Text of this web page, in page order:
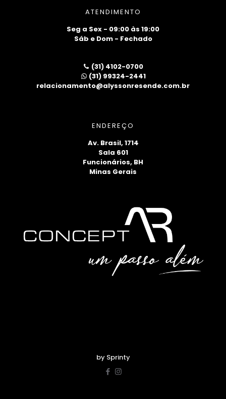
ATENDIMENTO
Seg a Sex - 09:00 às 19:00
Sáb e Dom - Fechado
(31) 4102-0700
(31) 99324-2441
relacionamento@alyssonresende.com.br
ENDEREÇO
Av. Brasil, 1714
Sala 601
Funcionários, BH
Minas Gerais
by Sprinty